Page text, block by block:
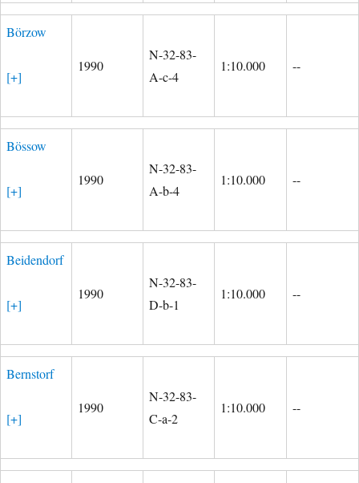
Börzow
[+]
1990
N-32-83-
A-c-4
1:10.000 --
Bössow
[+]
1990
N-32-83-
A-b-4
1:10.000 --
Beidendorf
[+]
1990
N-32-83-
D-b-1
1:10.000 --
Bernstorf
[+]
1990
N-32-83-
C-a-2
1:10.000 --